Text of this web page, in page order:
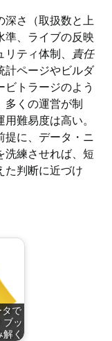
深さ（取扱数と上
準、ライブの反映
ティ体制、 責任
計ページやビルダ
トラージのよう
多くの運営が制
難易度は高い。
提に、データ・ニ
洗練させれば、短
た判断に近づけ
で
ブッ
解く